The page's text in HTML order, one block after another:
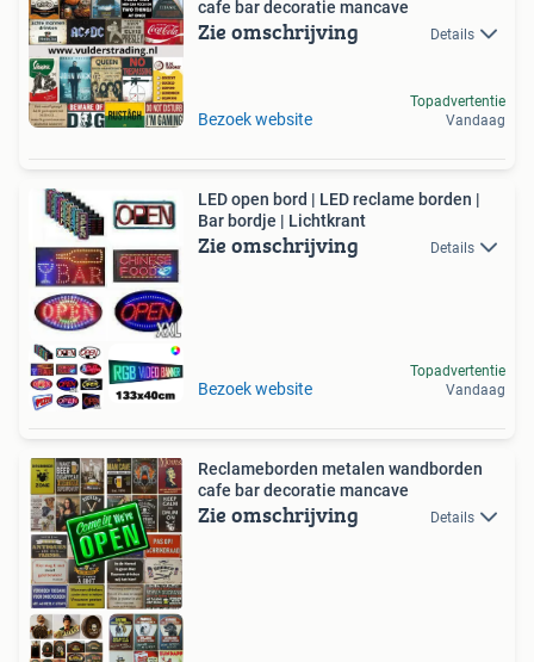
cafe bar decoratie mancave
Zie omschrijving Details
Bezoek website
Topadvertentie
Vandaag
LED open bord | LED reclame borden |
Bar bordje | Lichtkrant
Zie omschrijving Details
Bezoek website
Topadvertentie
Vandaag
Reclameborden metalen wandborden
cafe bar decoratie mancave
Zie omschrijving Details